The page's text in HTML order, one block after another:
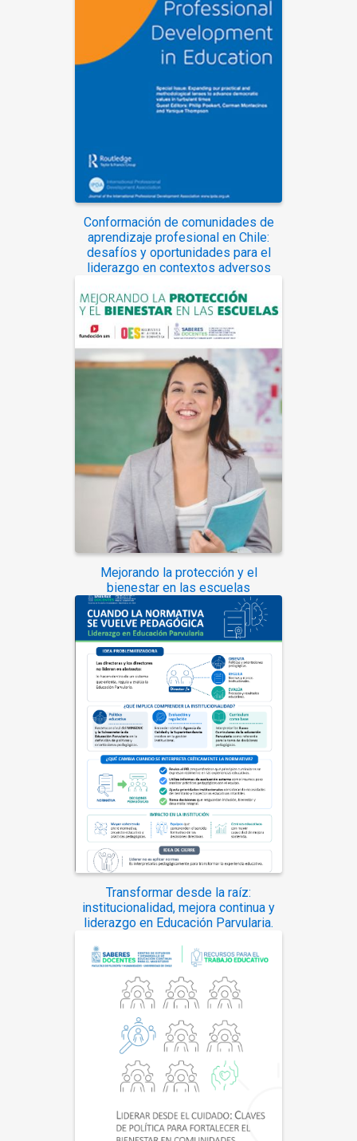
Conformación de comunidades de
aprendizaje profesional en Chile:
desafíos y oportunidades para el
liderazgo en contextos adversos
Mejorando la protección y el
bienestar en las escuelas
Transformar desde la raíz:
institucionalidad, mejora continua y
liderazgo en Educación Parvularia.